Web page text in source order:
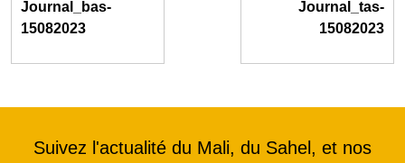
Journal_bas-
15082023
Journal_tas-
15082023
Suivez l'actualité du Mali, du Sahel, et nos